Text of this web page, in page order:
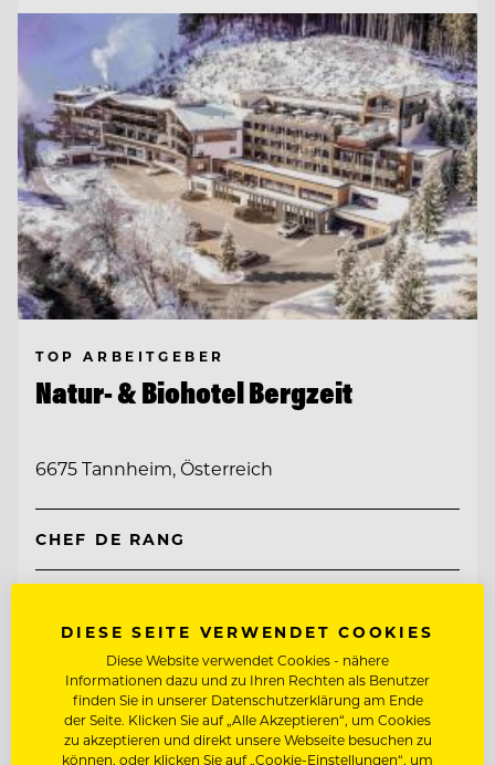
TOP ARBEITGEBER
Natur- & Biohotel Bergzeit
6675 Tannheim, Österreich
CHEF DE RANG
Entdecke alle Jobs
DIESE SEITE VERWENDET COOKIES
Diese Website verwendet Cookies - nähere
Informationen dazu und zu Ihren Rechten als Benutzer
finden Sie in unserer Datenschutzerklärung am Ende
der Seite. Klicken Sie auf „Alle Akzeptieren“, um Cookies
zu akzeptieren und direkt unsere Webseite besuchen zu
können, oder klicken Sie auf „Cookie-Einstellungen“, um